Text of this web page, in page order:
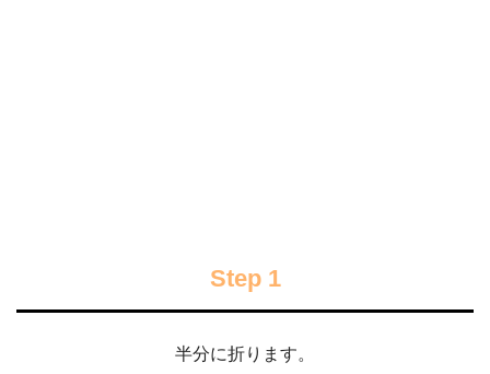
Step 1
半分に折ります。